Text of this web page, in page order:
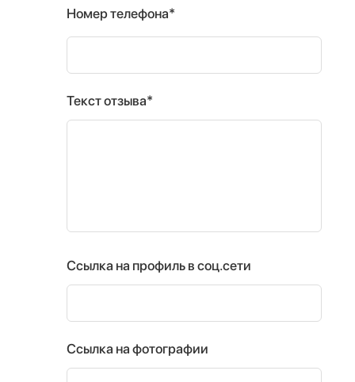
Номер телефона*
Текст отзыва*
Ссылка на профиль в соц.сети
Ссылка на фотографии